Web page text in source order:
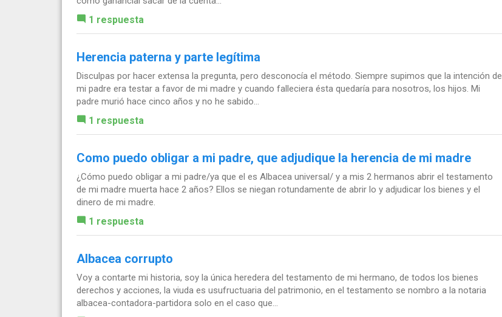
1 respuesta
Herencia paterna y parte legítima
Disculpas por hacer extensa la pregunta, pero desconocía el método. Siempre supimos que la intención de
mi padre era testar a favor de mi madre y cuando falleciera ésta quedaría para nosotros, los hijos. Mi
padre murió hace cinco años y no he sabido...
1 respuesta
Como puedo obligar a mi padre, que adjudique la herencia de mi madre
¿Cómo puedo obligar a mi padre/ya que el es Albacea universal/ y a mis 2 hermanos abrir el testamento
de mi madre muerta hace 2 años? Ellos se niegan rotundamente de abrir lo y adjudicar los bienes y el
dinero de mi madre.
1 respuesta
Albacea corrupto
Voy a contarte mi historia, soy la única heredera del testamento de mi hermano, de todos los bienes
derechos y acciones, la viuda es usufructuaria del patrimonio, en el testamento se nombro a la notaria
albacea-contadora-partidora solo en el caso que...